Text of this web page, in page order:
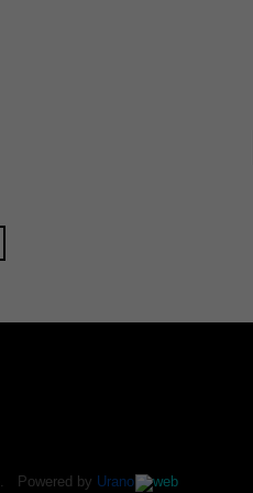
. Powered by Urano web